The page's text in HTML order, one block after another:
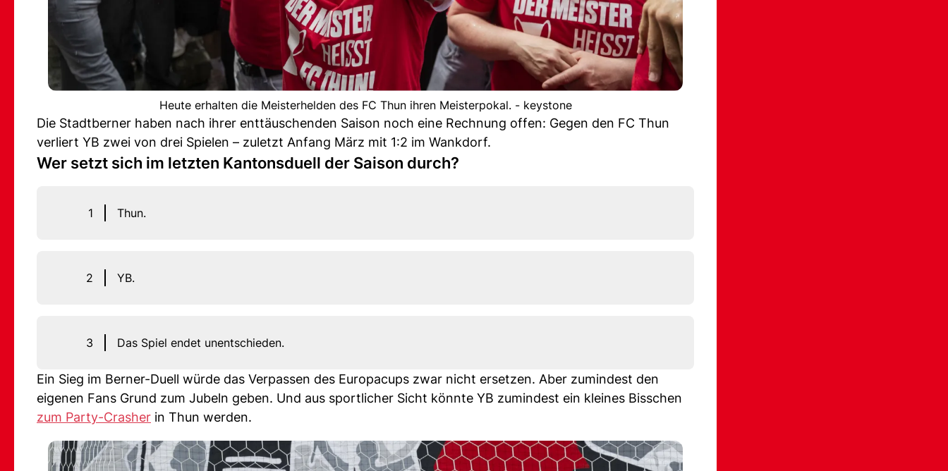
Heute erhalten die Meisterhelden des FC Thun ihren Meisterpokal. - keystone
Die Stadtberner haben nach ihrer enttäuschenden Saison noch eine Rechnung offen: Gegen den FC Thun
verliert YB zwei von drei Spielen – zuletzt Anfang März mit 1:2 im Wankdorf.
Wer setzt sich im letzten Kantonsduell der Saison durch?
1 Thun.
2 YB.
3 Das Spiel endet unentschieden.
Ein Sieg im Berner-Duell würde das Verpassen des Europacups zwar nicht ersetzen. Aber zumindest den
eigenen Fans Grund zum Jubeln geben. Und aus sportlicher Sicht könnte YB zumindest ein kleines Bisschen
zum Party-Crasher in Thun werden.